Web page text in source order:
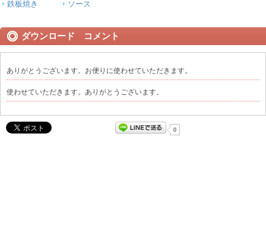
鉄板焼き
ソース
ダウンロード コメント
ありがとうございます。お便りに使わせていただきます。
使わせていただきます。ありがとうございます。
0